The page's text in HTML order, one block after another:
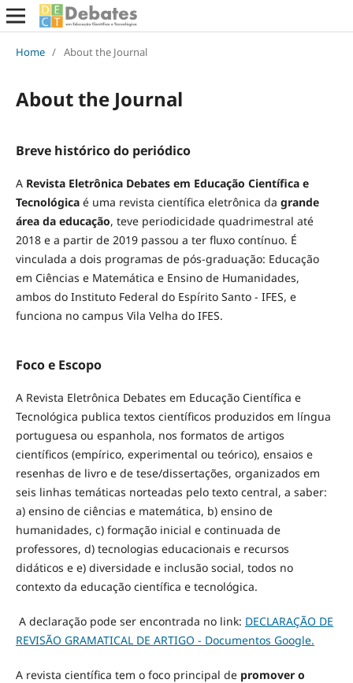
Home / About the Journal
About the Journal
Breve histórico do periódico
A Revista Eletrônica Debates em Educação Científica e
Tecnológicaé uma revista científica eletrônica da grande
área da educação, teve periodicidade quadrimestral até
2018 e a partir de 2019 passou a ter fluxo contínuo. É
vinculada a dois programas de pós-graduação: Educação
em Ciências e Matemática e Ensino de Humanidades,
ambos do Instituto Federal do Espírito Santo - IFES, e
funciona no campus Vila Velha do IFES.
Foco e Escopo
A Revista Eletrônica Debates em Educação Científica e
Tecnológica publica textos científicos produzidos em língua
portuguesa ou espanhola, nos formatos de artigos
científicos (empírico, experimental ou teórico), ensaios e
resenhas de livro e de tese/dissertações, organizados em
seis linhas temáticas norteadas pelo texto central, a saber:
a) ensino de ciências e matemática, b) ensino de
humanidades, c) formação inicial e continuada de
professores, d) tecnologias educacionais e recursos
didáticos e e) diversidade e inclusão social, todos no
contexto da educação científica e tecnológica.
A declaração pode ser encontrada no link: DECLARAÇÃO DE
REVISÃO GRAMATICAL DE ARTIGO - Documentos Google.
A revista científica tem o foco principal de promover o